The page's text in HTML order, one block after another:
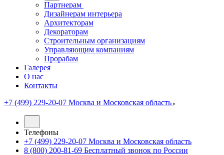
Партнерам
Дизайнерам интерьера
Архитекторам
Декораторам
Строительным организациям
Управляющим компаниям
Прорабам
Галерея
О нас
Контакты
+7 (499) 229-20-07 Москва и Московская область
Телефоны
+7 (499) 229-20-07 Москва и Московская область
8 (800) 200-81-69 Бесплатный звонок по России